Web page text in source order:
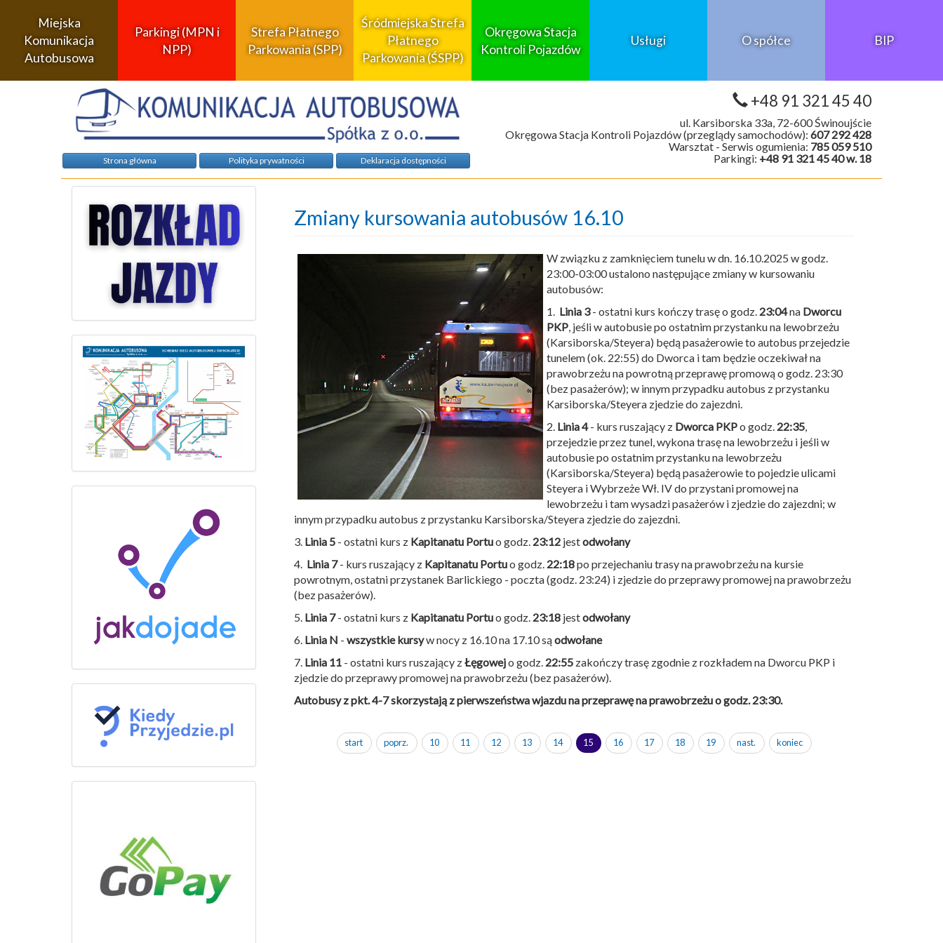
Miejska
Komunikacja
Autobusowa
Parkingi (MPN i
NPP)
Strefa Płatnego
Parkowania (SPP)
Śródmiejska Strefa
Płatnego
Parkowania (ŚSPP)
Okręgowa Stacja
Kontroli Pojazdów
Usługi O spółce BIP
Strona główna Polityka prywatności Deklaracja dostępności
+48 91 321 45 40
ul. Karsiborska 33a, 72-600 Świnoujście
Okręgowa Stacja Kontroli Pojazdów (przeglądy samochodów): 607 292 428
Warsztat - Serwis ogumienia: 785 059 510
Parkingi: +48 91 321 45 40 w. 18
Zmiany kursowania autobusów 16.10
W związku z zamknięciem tunelu w dn. 16.10.2025 w godz.
23:00-03:00 ustalono następujące zmiany w kursowaniu
autobusów:
1. Linia 3- ostatni kurs kończy trasę o godz. 23:04na Dworcu
PKP , jeśli w autobusie po ostatnim przystanku na lewobrzeżu
(Karsiborska/Steyera) będą pasażerowie to autobus przejedzie
tunelem (ok. 22:55) do Dworca i tam będzie oczekiwał na
prawobrzeżu na powrotną przeprawę promową o godz. 23:30
(bez pasażerów); w innym przypadku autobus z przystanku
Karsiborska/Steyera zjedzie do zajezdni.
2. Linia 4- kurs ruszający z Dworca PKPo godz. 22:35
przejedzie przez tunel, wykona trasę na lewobrzeżu i jeśli w
autobusie po ostatnim przystanku na lewobrzeżu
(Karsiborska/Steyera) będą pasażerowie to pojedzie ulicami
Steyera i Wybrzeże Wł. IV do przystani promowej na
lewobrzeżu i tam wysadzi pasażerów i zjedzie do zajezdni; w
innym przypadku autobus z przystanku Karsiborska/Steyera zjedzie do zajezdni.
3. Linia 5 - ostatni kurs z Kapitanatu Portuo godz. 23:12 jestodwołany
4. Linia 7- kurs ruszający z Kapitanatu Portuo godz. 22:18po przejechaniu trasy na prawobrzeżu na kursie
powrotnym, ostatni przystanek Barlickiego - poczta (godz. 23:24) i zjedzie do przeprawy promowej na prawobrzeżu
(bez pasażerów).
5. Linia 7- ostatni kurs z Kapitanatu Portuo godz. 23:18 jestodwołany
6. Linia N -wszystkie kursyw nocy z 16.10 na 17.10 sąodwołane
7. Linia 11 - ostatni kurs ruszający zŁęgowejo godz. 22:55 zakończy trasę zgodnie z rozkładem na Dworcu PKP i
zjedzie do przeprawy promowej na prawobrzeżu (bez pasażerów).
Autobusy z pkt. 4-7 skorzystają z pierwszeństwa wjazdu na przeprawę na prawobrzeżu o godz. 23:30.
start poprz. 10 11 12 13 14 15 16 17 18 19 nast. koniec